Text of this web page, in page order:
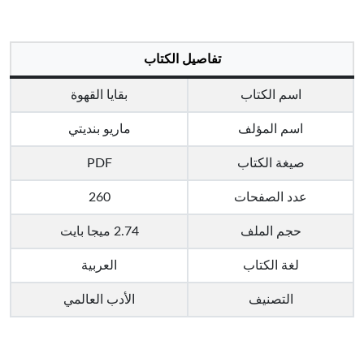
تفاصيل الكتاب
اسم الكتاب بقايا القهوة
اسم المؤلف ماريو بنديتي
صيغة الكتاب PDF
عدد الصفحات 260
حجم الملف 2.74 ميجا بايت
لغة الكتاب العربية
التصنيف الأدب العالمي